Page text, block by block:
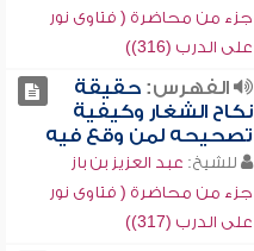
جزء من محاضرة ( فتاوى نور
على الدرب (316))
الفهرس:حقيقة
نكاح الشغار وكيفية
تصحيحه لمن وقع فيه
للشيخ: عبد العزيز بن باز
جزء من محاضرة ( فتاوى نور
على الدرب (317))